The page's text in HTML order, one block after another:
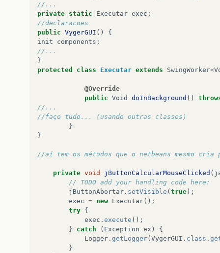
//...
private static Executar exec ;
//declaracoes
public VygerGUI ()
{
init
components ;
//...
}
protected
class Executar extends SwingWorker<
@Override
public Void doInBackground ()
//...
//faço tudo... (usando outras classes)
}
}
//aí tem os métodos que o netbeans mesmo
private void jButtonCalcularMouseClicked (
// TODO add your handling code here:
jButtonAbortar . setVisible ( true );
exec = new Executar();
try {
exec . execute ();
}
catch ( Exception ex )
{
Logger . getLogger( VygerGUI . class .
}